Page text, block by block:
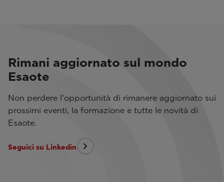
Rimani aggiornato sul mondo
Esaote
Non perdere l'opportunità di rimanere aggiornato sui
prossimi eventi, la formazione e tutte le novità di
Esaote.
Seguici su Linkedin